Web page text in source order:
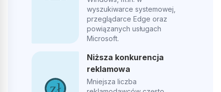
wyszukiwarce systemowej,
przeglądarce Edge oraz
powiązanych usługach
Microsoft.
Niższa konkurencja
reklamowa
Mniejsza liczba
Polecam. Dobry kontakt, elastyczność we współpracy a
Opublikowano w Google